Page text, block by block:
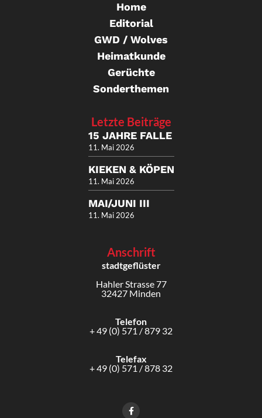
Home
Editorial
GWD / Wolves
Heimatkunde
Gerüchte
Sonderthemen
Letzte Beiträge
15 JAHRE FALLE
11. Mai 2026
KIEKEN & KÖPEN
11. Mai 2026
MAI/JUNI III
11. Mai 2026
Anschrift
stadtgeflüster
Hahler Strasse 77
32427 Minden
Telefon
+ 49 (0) 571 / 879 32
Telefax
+ 49 (0) 571 / 878 32